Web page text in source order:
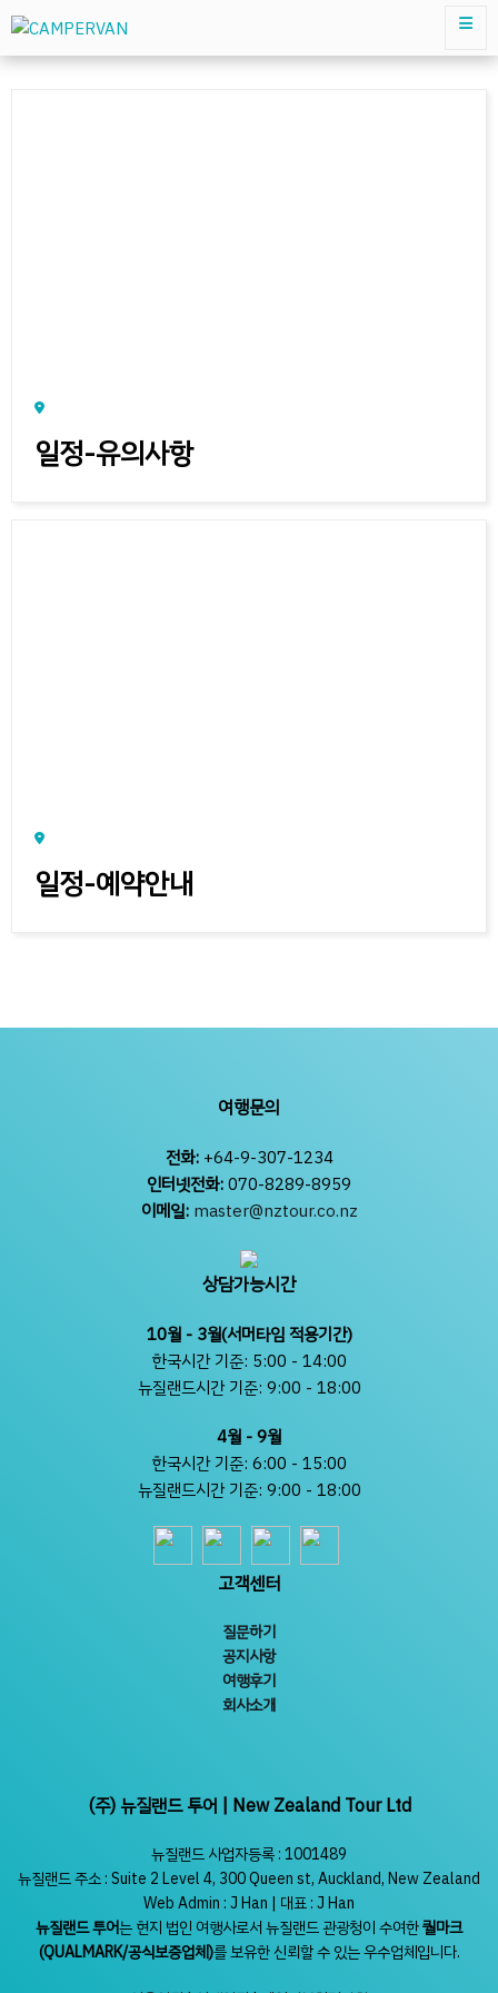
일정-유의사항
일정-예약안내
(주) 뉴질랜드 투어 | New Zealand Tour Ltd
뉴질랜드 사업자등록 : 1001489
뉴질랜드 주소 : Suite 2 Level 4, 300 Queen st, Auckland, New Zealand
Web Admin : J Han | 대표 : J Han
뉴질랜드 투어는 현지 법인 여행사로서 뉴질랜드 관광청이 수여한퀄마크
(QUALMARK/공식보증업체)를 보유한 신뢰할 수 있는 우수업체입니다.
여행문의
전화:+64-9-307-1234
인터넷전화:070-8289-8959
이메일: master@nztour.co.nz
상담가능시간
10월 - 3월(서머타임 적용기간)
한국시간 기준: 5:00 - 14:00
뉴질랜드시간 기준: 9:00 - 18:00
4월 - 9월
한국시간 기준: 6:00 - 15:00
뉴질랜드시간 기준: 9:00 - 18:00
고객센터
질문하기
공지사항
여행후기
회사소개